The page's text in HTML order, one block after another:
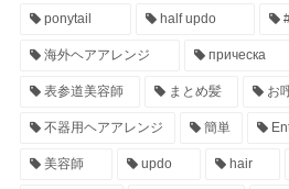
ponytail half updo
海外ヘアアレンジ прическа
表参道美容師 まとめ髪 お
不器用ヘアアレンジ 簡単
美容師 updo hair